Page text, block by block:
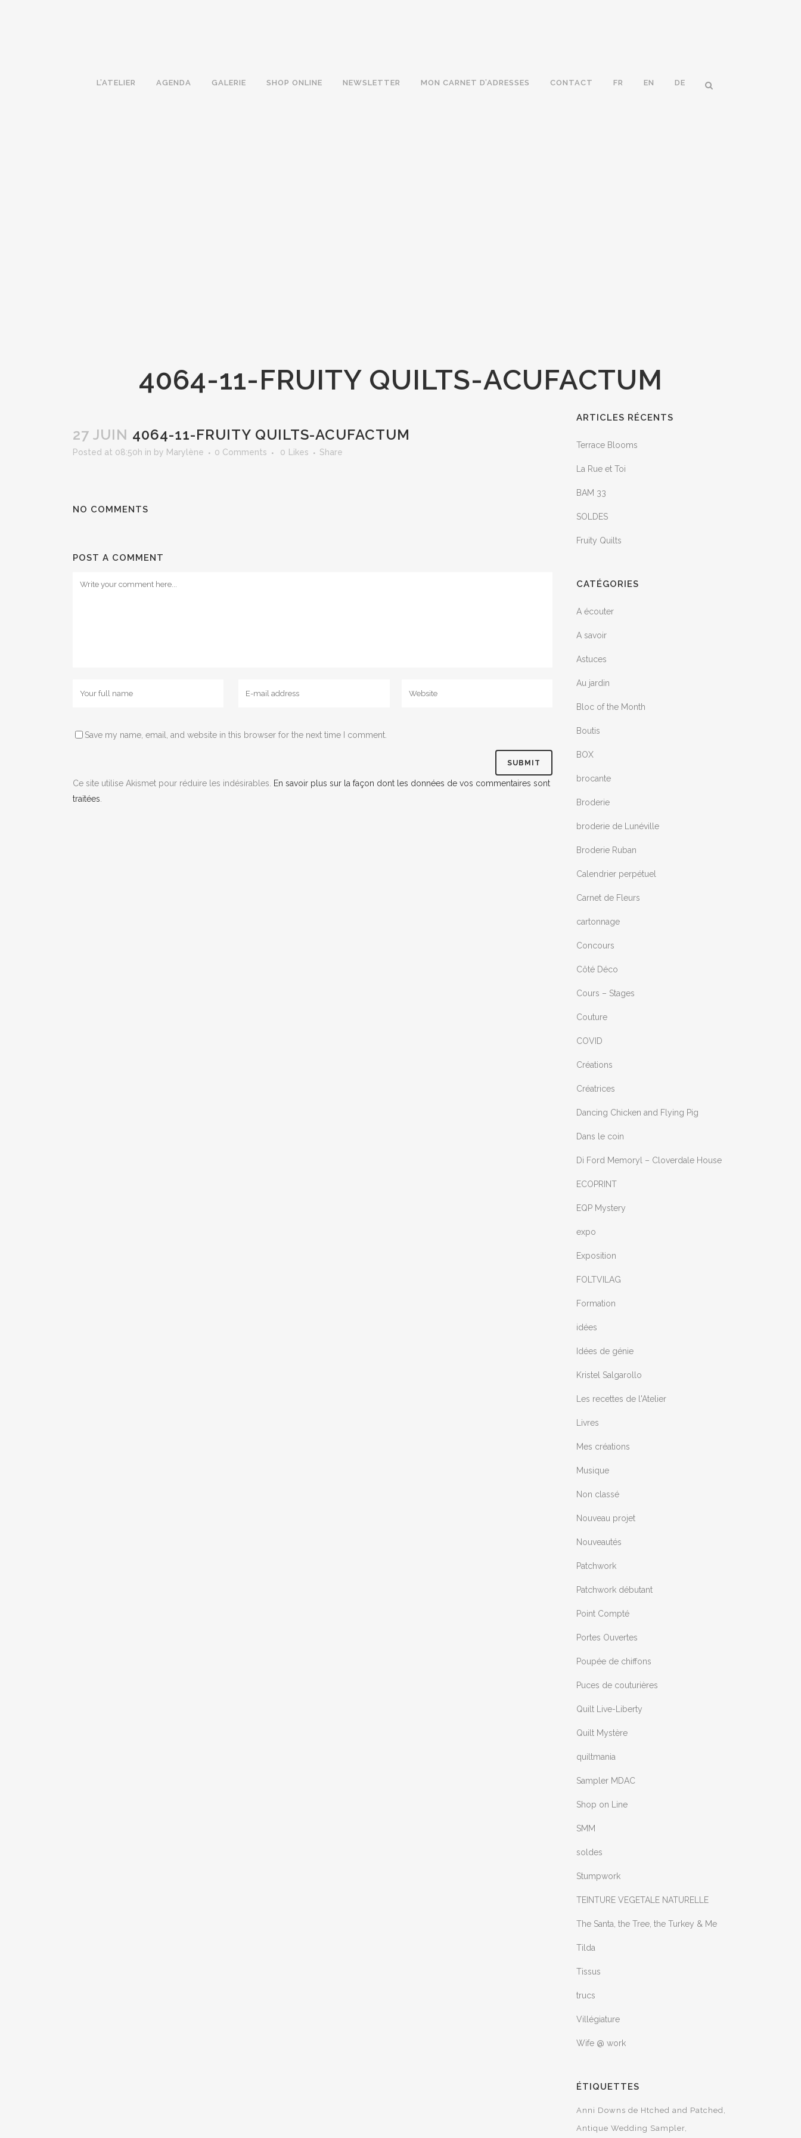
L’ATELIER AGENDA GALERIE SHOP ONLINE NEWSLETTER MON CARNET D’ADRESSES CONTACT FR EN DE
4064-11-FRUITY QUILTS-ACUFACTUM
27 JUIN 4064-11-FRUITY QUILTS-ACUFACTUM
Posted at 08:50h in by Marylène 0 Comments 0 Likes Share
NO COMMENTS
POST A COMMENT
Save my name, email, and website in this browser for the next time I comment.
Ce site utilise Akismet pour réduire les indésirables.
En savoir plus sur la façon dont les données de vos commentaires sont
traitées
ARTICLES RÉCENTS
Terrace Blooms
La Rue et Toi
BAM 33
SOLDES
Fruity Quilts
CATÉGORIES
A écouter
A savoir
Astuces
Au jardin
Bloc of the Month
Boutis
BOX
brocante
Broderie
broderie de Lunéville
Broderie Ruban
Calendrier perpétuel
Carnet de Fleurs
cartonnage
Concours
Côté Déco
Cours – Stages
Couture
COVID
Créations
Créatrices
Dancing Chicken and Flying Pig
Dans le coin
Di Ford Memoryl – Cloverdale House
ECOPRINT
EQP Mystery
expo
Exposition
FOLTVILAG
Formation
idées
Idées de génie
Kristel Salgarollo
Les recettes de l'Atelier
Livres
Mes créations
Musique
Non classé
Nouveau projet
Nouveautés
Patchwork
Patchwork débutant
Point Compté
Portes Ouvertes
Poupée de chiffons
Puces de couturières
Quilt Live-Liberty
Quilt Mystère
quiltmania
Sampler MDAC
Shop on Line
SMM
soldes
Stumpwork
TEINTURE VEGETALE NATURELLE
The Santa, the Tree, the Turkey & Me
Tilda
Tissus
trucs
Villégiature
Wife @ work
ÉTIQUETTES
Anni Downs de Htched and Patched
Antique Wedding Sampler